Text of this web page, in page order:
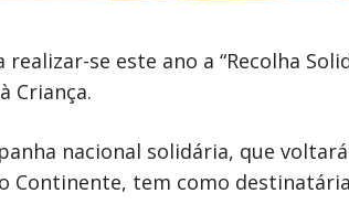
realizar-se este ano a “Recolha
Criança.
nacional solidária, que
Continente, tem como